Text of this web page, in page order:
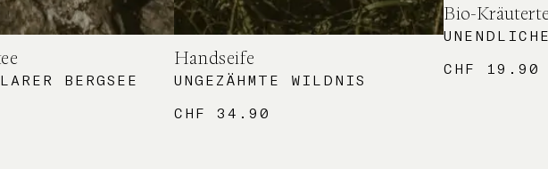
BERGSEE
Handseife
UNGEZÄHMTE WILDNIS
CHF
34.90
Bio-
CHF
19.90